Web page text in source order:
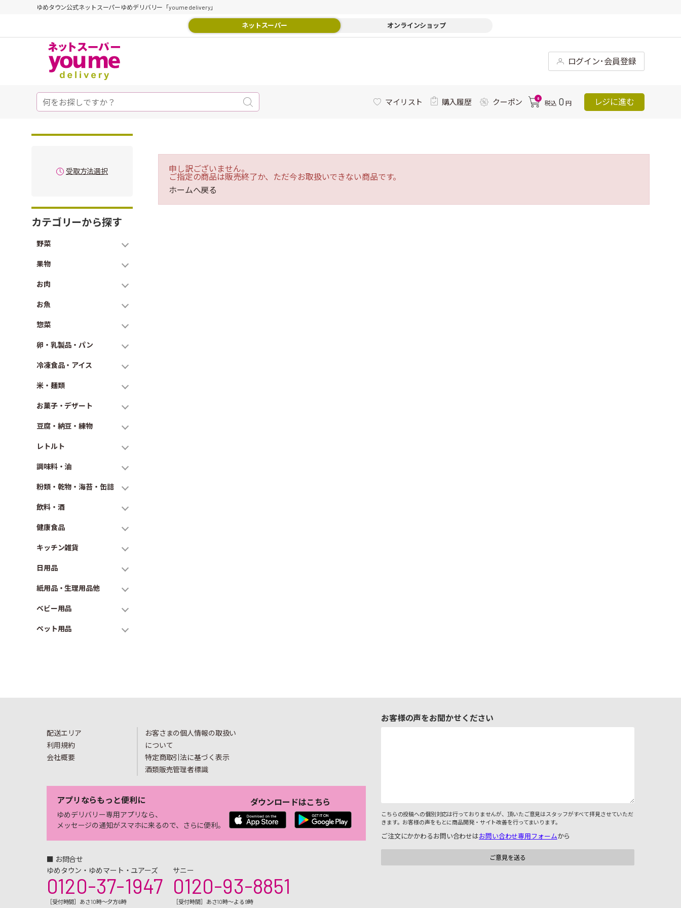
ゆめタウン公式ネットスーパーゆめデリバリー「youme delivery」
ネットスーパー オンラインショップ
ログイン･会員登録
マイリスト 購入履歴 クーポン 0
税込 0 円 レジに進む
受取方法選択
カテゴリーから探す
野菜
果物
お肉
お魚
惣菜
卵・乳製品・パン
冷凍食品・アイス
米・麺類
お菓子・デザート
豆腐・納豆・練物
レトルト
調味料・油
粉類・乾物・海苔・缶詰
飲料・酒
健康食品
キッチン雑貨
日用品
紙用品・生理用品他
ベビー用品
ペット用品
申し訳ございません。
ご指定の商品は販売終了か、ただ今お取扱いできない商品です。
ホームへ戻る
配送エリア
利用規約
会社概要
お客さまの個人情報の取扱い
について
特定商取引法に基づく表示
酒類販売管理者標識
アプリならもっと便利に
ゆめデリバリー専用アプリなら、
メッセージの通知がスマホに来るので、さらに便利。
ダウンロードはこちら
■ お問合せ
ゆめタウン・ゆめマート・ユアーズ
0120-37-1947
［受付時間］あさ10時～夕方6時
サニー
0120-93-8851
［受付時間］あさ10時～よる9時
お客様の声をお聞かせください
こちらの投稿への個別対応は行っておりませんが、頂いたご意見はスタッフがすべて拝見させていただ
きます。お客様の声をもとに商品開発・サイト改善を行ってまいります。
ご注文にかかわるお問い合わせはお問い合わせ専用フォームから